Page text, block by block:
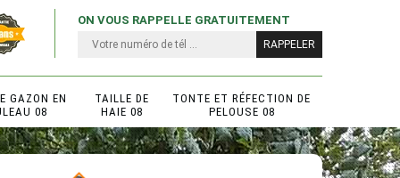
ON VOUS RAPPELLE GRATUITEMENT
GAZON EN
08
TAILLE DE
HAIE 08
TONTE ET RÉFECTION DE
PELOUSE 08